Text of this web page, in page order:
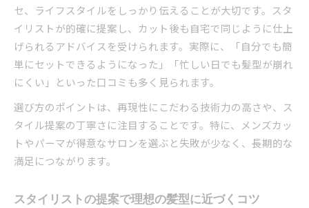
セ、ライフスタイルをしっかり伝えることが大切です。スタ
イリストが的確に提案し、カット後も自宅で同じように仕上
げられるアドバイスを受けられます。実際に、「自分でも簡
単にセットできるようになった」「忙しい日でも髪型が崩れ
にくい」といった口コミも多く見られます。
選び方のポイントは、再現性にこだわる技術力の高さや、ス
タイル提案の丁寧さに注目することです。特に、メンズカッ
トやパーマが得意なサロンを選ぶと失敗が少なく、長期的な
満足につながります。
スタイリストの提案で理想の髪型に近づくコツ